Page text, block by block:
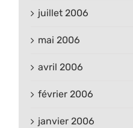
juillet 2006
mai 2006
avril 2006
février 2006
janvier 2006